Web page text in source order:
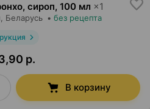
сироп, 100 мл ×1
, Беларусь • без рецепта
р.
В корзину